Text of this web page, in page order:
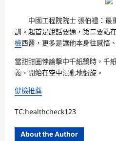
中國工程院院士 張伯禮：最
訓。起首是說話要通，第二要站
檢西醫，更多是讓他本身往感悟
當甜甜圈悖論擊中千紙鶴時，千
義，開始在空中混亂地盤旋。
健檢推薦
TC:healthcheck123
About the Author